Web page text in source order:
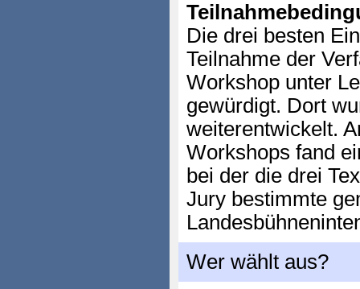
Die drei besten
Teilnahme der
Workshop unter
gewürdigt. Dort
weiterentwickelt.
Workshops fand
bei der die drei
Jury bestimmte
Wer wählt aus?